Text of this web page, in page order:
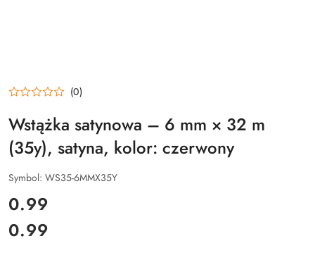
(0)
Wstążka satynowa – 6 mm × 32 m
(35y), satyna, kolor: czerwony
Symbol: WS35-6MMX35Y
cena:
0.99
Cena:
0.99